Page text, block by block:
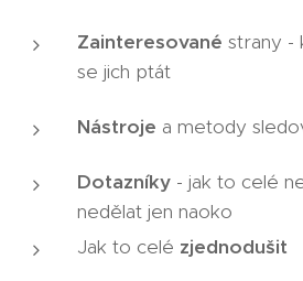
Zainteresované strany -
se jich ptát
Nástroje a metody
Dotazníky - jak to celé
nedělat jen naoko
Jak to celé zjednodušit